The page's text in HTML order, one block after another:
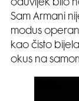
oduvijek bilo
Sam Armani
modus
kao čisto
okus na